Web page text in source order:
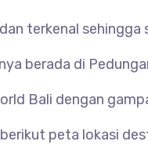
terkenal
berada di
Bali dengan
peta lokasi